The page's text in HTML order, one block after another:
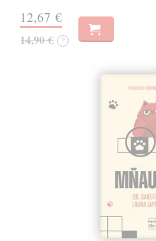
12,67 €
14,90 € ?